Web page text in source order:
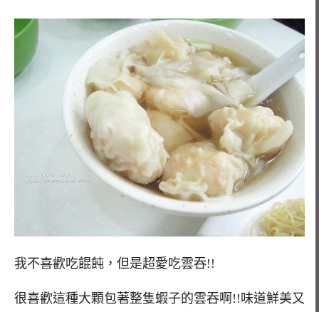
我不喜歡吃餛飩，但是超愛吃雲吞!!
很喜歡這種大顆包著整隻蝦子的雲吞啊!!味道鮮美又